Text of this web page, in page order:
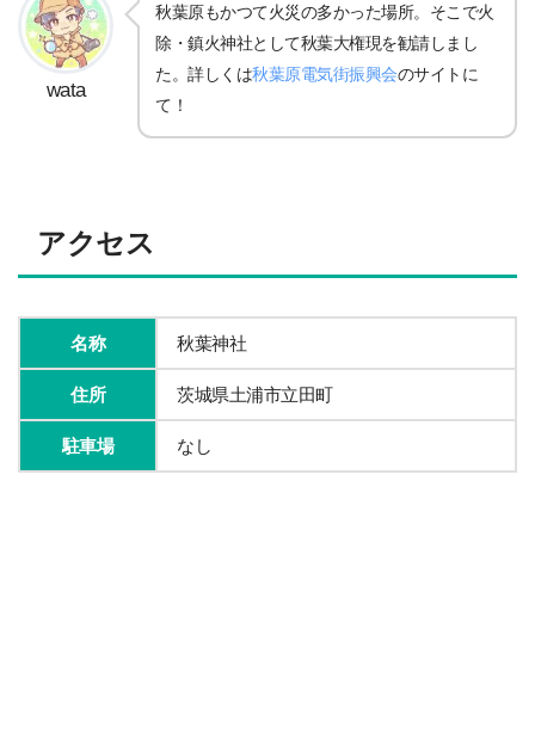
wata
秋葉原もかつて火災の多かった場所。そこで火
除・鎮火神社として秋葉大権現を勧請しまし
た。詳しくは秋葉原電気街振興会のサイトに
て！
アクセス
名称 秋葉神社
住所 茨城県土浦市立田町
駐車場 なし